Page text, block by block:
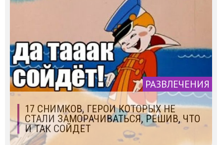
РАЗВЛЕЧЕНИЯ
17 СНИМКОВ, ГЕРОИ КОТОРЫХ НЕ
СТАЛИ ЗАМОРАЧИВАТЬСЯ, РЕШИВ, ЧТО
И ТАК СОЙДЕТ